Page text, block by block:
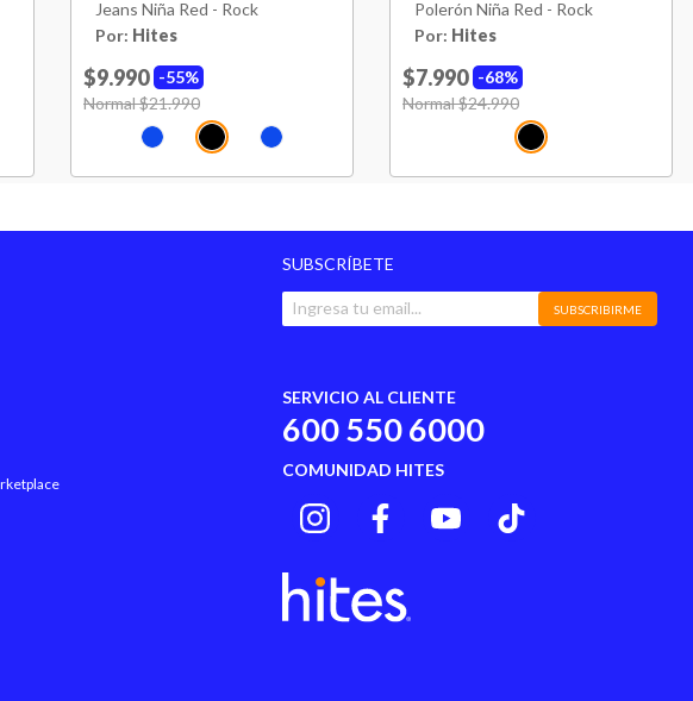
Jeans Niña Red - Rock
Por: Hites
55%
$9.990
Price reduced from
Normal $21.990
Polerón Niña Red - Rock
Por: Hites
68%
$7.990
Price reduced from
Normal $24.990
SUBSCRÍBETE
SUBSCRIBIRME
SERVICIO AL CLIENTE
600 550 6000
COMUNIDAD HITES